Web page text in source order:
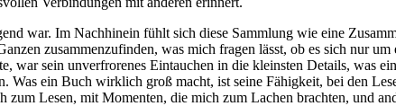
war. Im Nachhinein fühlt sich diese Sammlung wie eine
zusammenzufinden, was mich fragen lässt, ob es sich nur
war sein unverfrorenes Eintauchen in die kleinsten Details, was
Was ein Buch wirklich groß macht, ist seine Fähigkeit, bei den
Lesen, mit Momenten, die mich zum Lachen brachten, und